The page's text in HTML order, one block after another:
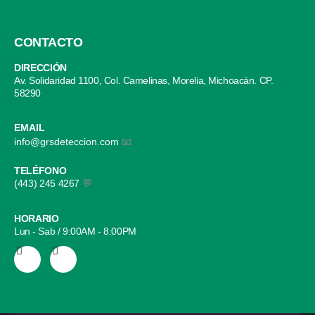
CONTACTO
DIRECCIÓN
Av. Solidaridad 1100, Col. Camelinas, Morelia, Michoacán. CP.
58290
EMAIL
info@grsdeteccion.com 📧
TELÉFONO
(443) 245 4267 💬
HORARIO
Lun - Sab / 9:00AM - 8:00PM